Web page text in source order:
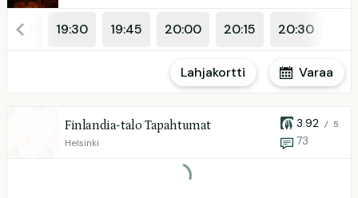
19:15 19:30 19:45 20:00 20:15 20:30
Varaa
Lahjakortti
Finlandia-talo Tapahtumat
Helsinki
3.92 / 5
73